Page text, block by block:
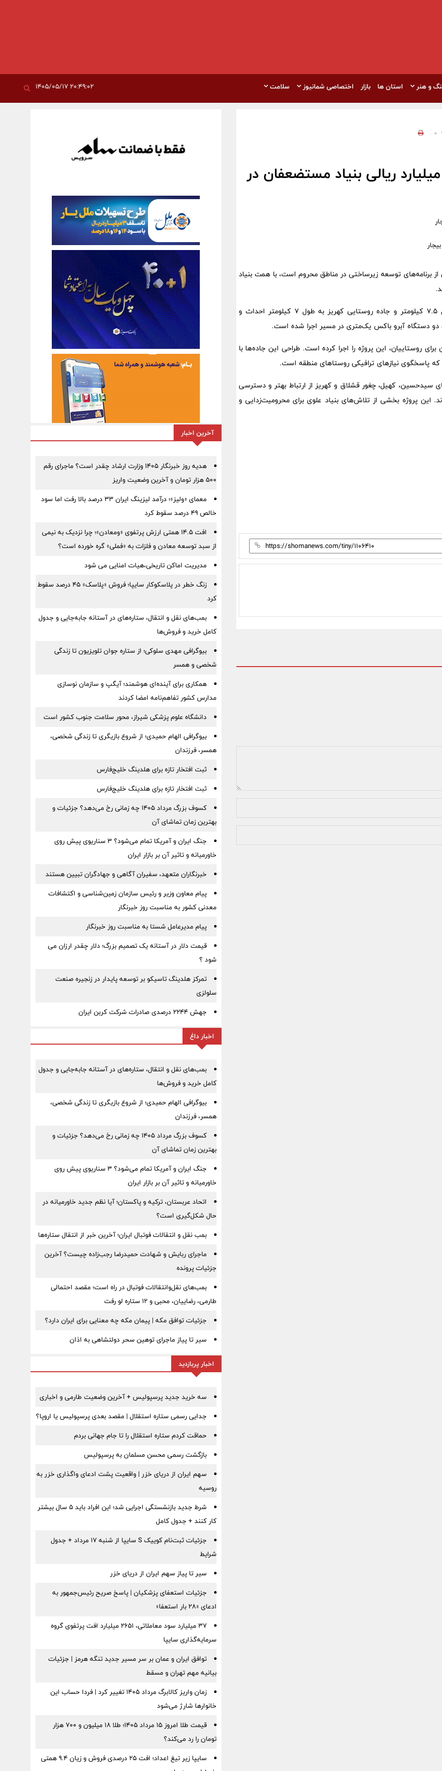
و هنر استان ها بازار اختصاصی شمانیوز سلامت
0
بهره‌مندی ۱۵۰۰ نفر از پروژه ۳۷۰ میلیارد ریالی بنیاد مستضعفان در
برنامه‌های توسعه زیرساختی در مناطق محروم است، با همت بنیاد
در این طرح، جاده سیدحسین – کهیل – چغور قشلاق به طول ۷.۵ کیلومتر و جاده روستایی کهریز به طول ۷ کیلومتر احداث و
دستگاه آبرو باکس یک‌متری در مسیر اجرا شده است.
روستاییان، این پروژه را اجرا کرده است. طراحی این جاده‌ها با
نفر از جمعیت ۳۶۰ خانوار روستاهای سیدحسین، کهیل، چغور قشلاق و کهریز از ارتباط بهتر و دسترسی
این پروژه بخشی از تلاش‌های بنیاد علوی برای محرومیت‌زدایی و
آخرین اخبار
هدیه روز خبرنگار ۱۴۰۵ وزارت ارشاد چقدر است؟ ماجرای رقم
۵۰۰ هزار تومان و آخرین وضعیت واریز
معمای «ولیز»؛ درآمد لیزینگ ایران ۳۳ درصد بالا رفت اما سود
خالص ۴۹ درصد سقوط کرد
افت ۱۴.۵ همتی ارزش پرتفوی «ومعادن»؛ چرا نزدیک به نیمی
از سبد توسعه معادن و فلزات به «فملی» گره خورده است؟
مدیریت اماکن تاریخی،هیات امنایی می شود
زنگ خطر در پلاسکوکار سایپا؛ فروش «پلاسک» ۴۵ درصد سقوط
کرد
بمب‌های نقل و انتقال، ستاره‌های در آستانه جابه‌جایی و جدول
کامل خرید و فروش‌ها
بیوگرافی مهدی سلوکی؛ از ستاره جوان تلویزیون تا زندگی
شخصی و همسر
همکاری برای آینده‌ای هوشمند؛ آیگپ و سازمان نوسازی
مدارس کشور تفاهم‌نامه امضا کردند
دانشگاه علوم پزشکی شیراز، محور سلامت جنوب کشور است
بیوگرافی الهام حمیدی؛ از شروع بازیگری تا زندگی شخصی،
همسر، فرزندان
ثبت افتخار تازه برای هلدینگ خلیج‌فارس
ثبت افتخار تازه برای هلدینگ خلیج‌فارس
کسوف بزرگ مرداد ۱۴۰۵ چه زمانی رخ می‌دهد؟ جزئیات و
بهترین زمان تماشای آن
جنگ ایران و آمریکا تمام می‌شود؟ ۳ سناریوی پیش روی
خاورمیانه و تاثیر آن بر بازار ایران
خبرنگاران متعهد، سفیران آگاهی و جهادگران تبیین هستند
پیام معاون وزیر و رئیس سازمان زمین‌شناسی و اکتشافات
معدنی کشور به مناسبت روز خبرنگار
پیام مدیرعامل شستا به مناسبت روز خبرنگار
قیمت دلار در آستانه یک تصمیم بزرگ؛ دلار چقدر ارزان می
شود ؟
تمرکز هلدینگ تاسیکو بر توسعه پایدار در زنجیره صنعت
سلولزی
جهش ۲۲۴۴ درصدی صادرات شرکت کربن ایران
اخبار داغ
بمب‌های نقل و انتقال، ستاره‌های در آستانه جابه‌جایی و جدول
کامل خرید و فروش‌ها
بیوگرافی الهام حمیدی؛ از شروع بازیگری تا زندگی شخصی،
همسر، فرزندان
کسوف بزرگ مرداد ۱۴۰۵ چه زمانی رخ می‌دهد؟ جزئیات و
بهترین زمان تماشای آن
جنگ ایران و آمریکا تمام می‌شود؟ ۳ سناریوی پیش روی
خاورمیانه و تاثیر آن بر بازار ایران
اتحاد عربستان، ترکیه و پاکستان؛ آیا نظم جدید خاورمیانه در
حال شکل‌گیری است؟
بمب نقل‌ و انتقالات فوتبال ایران؛ آخرین خبر از انتقال ستاره‌ها
ماجرای ربایش و شهادت حمیدرضا رجب‌زاده چیست؟ آخرین
جزئیات پرونده
بمب‌های نقل‌وانتقالات فوتبال در راه است؛ مقصد احتمالی
طارمی، رضاییان، محبی و ۱۲ ستاره لو رفت
جزئیات توافق مکه | پیمان مکه چه معنایی برای ایران دارد؟
سیر تا پیاز ماجرای توهین سحر دولتشاهی به اذان
اخبار پربازدید
سه خرید جدید پرسپولیس + آخرین وضعیت طارمی و اخباری
جدایی رسمی ستاره استقلال | مقصد بعدی پرسپولیس یا اروپا؟
حماقت کردم ستاره استقلال را تا جام جهانی بردم
بازگشت رسمی محسن مسلمان به پرسپولیس
سهم ایران از دریای خزر | واقعیت پشت ادعای واگذاری خزر به
روسیه
شرط جدید بازنشستگی اجرایی شد؛ این افراد باید ۵ سال بیشتر
کار کنند + جدول کامل
جزئیات ثبت‌نام کوییک S سایپا از شنبه ۱۷ مرداد + جدول
شرایط
سیر تا پیاز سهم ایران از دریای خزر
جزئیات استعفای پزشکیان | پاسخ صریح رئیس‌جمهور به
ادعای «۲۸ بار استعفا»
۳۷ میلیارد سود معاملاتی، ۲۶۵۱ میلیارد افت پرتفوی گروه
سرمایه‌گذاری سایپا
توافق ایران و عمان بر سر مسیر جدید تنگه هرمز | جزئیات
بیانیه مهم تهران و مسقط
زمان واریز کالابرگ مرداد ۱۴۰۵ تغییر کرد | فردا حساب این
خانوارها شارژ می‌شود
قیمت طلا امروز ۱۵ مرداد ۱۴۰۵؛ طلا ۱۸ میلیون و ۷۰۰ هزار
تومان را رد می‌کند؟
سایپا زیر تیغ اعداد؛ افت ۲۵ درصدی فروش و زیان ۹.۴ همتی